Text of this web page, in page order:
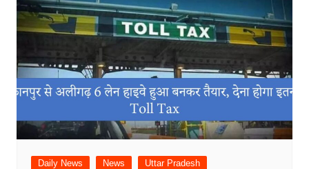
Daily News News Uttar Pradesh